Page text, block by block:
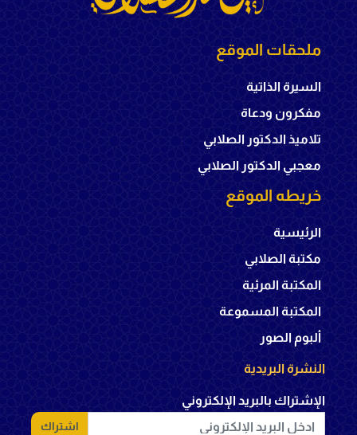
ملحقات الموقع
السيرة الذاتية
مفكرون ودعاة
تلاميذ الدكتور الصلابي
معجبي الدكتور الصلابي
خريطه الموقع
الرئيسية
مكتبة الصلابي
المكتبة المرئية
المكتبة المسموعة
ألبوم الصور
النشرة البريدية
الإشتراك بالبريد الإلكتروني
اشتراك